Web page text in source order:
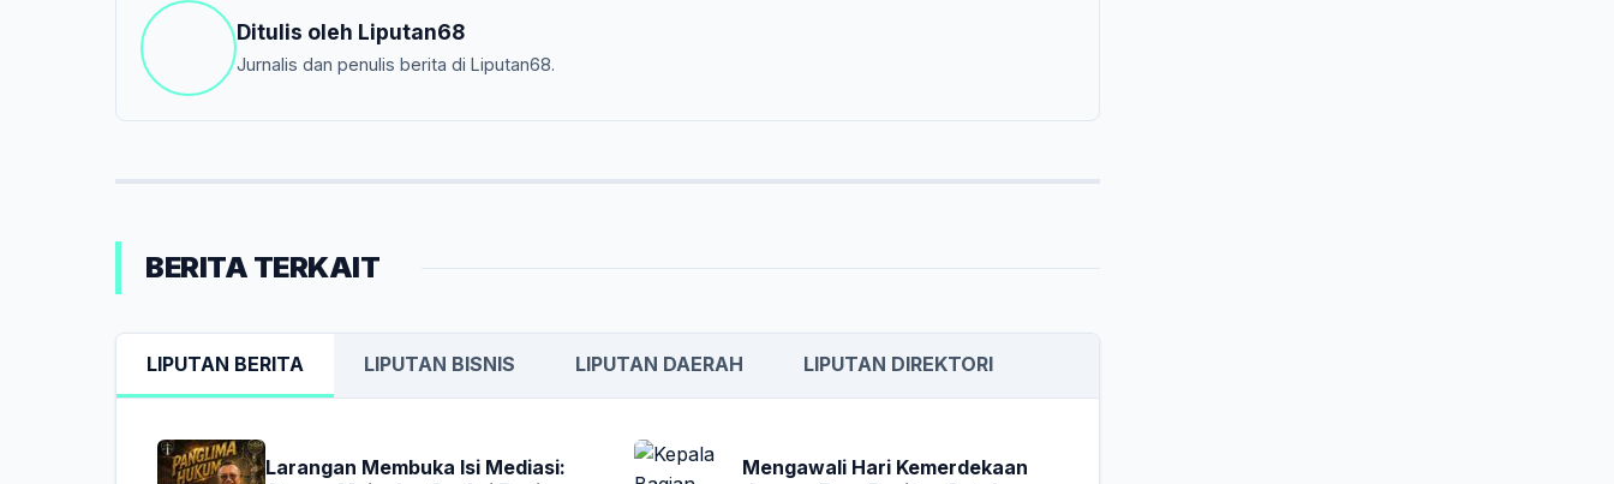
Ditulis oleh Liputan68
Jurnalis dan penulis berita di Liputan68.
BERITA TERKAIT
LIPUTAN BERITA LIPUTAN BISNIS LIPUTAN DAERAH LIPUTAN DIREKTORI
Larangan Membuka Isi Mediasi:
Mengawali Hari Kemerdekaan